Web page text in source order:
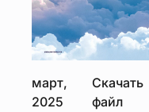
март,
2025
Скачать
файл